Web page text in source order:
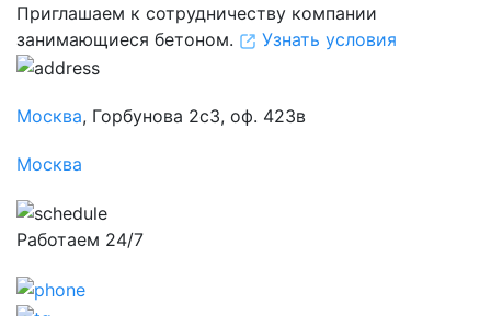
Приглашаем к сотрудничеству компании
занимающиеся бетоном.
Узнать условия
Москва, Горбунова 2с3, оф. 423в
Москва
Работаем 24/7